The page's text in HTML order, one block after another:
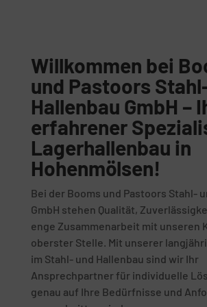
Willkommen bei
und Pastoors
Hallenbau GmbH –
erfahrener
Lagerhallenbau in
Hohenmölsen!
Bei der Booms und Pastoors Stahl-
GmbH stehen Qualität,
enge Zusammenarbeit mit unseren
oberster Stelle. Mit unserer
im Stahl- und Hallenbau sind wir Ihr
Ansprechpartner für individuelle
genau auf Ihre Bedürfnisse und